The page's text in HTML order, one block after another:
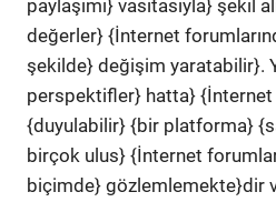
paylaşımı} vasıtasıyla} şekil
değerler} {İnternet
şekilde} değişim yaratabilir}.
perspektifler} hatta} {İnternet
{duyulabilir} {bir platforma}
birçok ulus} {İnternet
biçimde} gözlemlemekte}dir